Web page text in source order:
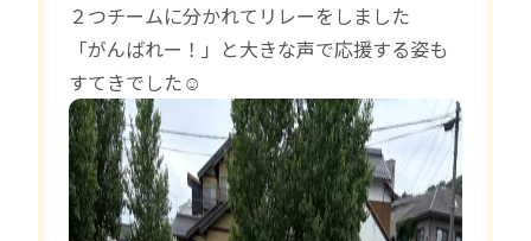
２つチームに分かれてリレーをしました
「がんばれー！」と大きな声で応援する姿も
すてきでした☺️